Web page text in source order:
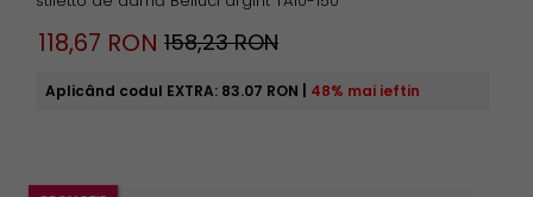
118,67 RON 158,23 RON
Aplicând codul EXTRA: 83.07 RON 48% mai ieftin